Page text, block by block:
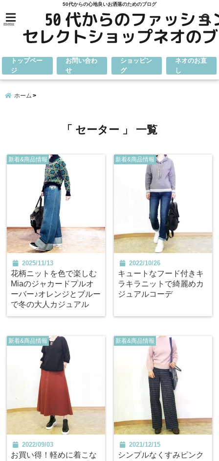
50代からの心地良いお洒落のためのブログ
menu
トップペー
ジ
お問い合わ
せ
ショッピン
グ
ネオのお直
し
ホーム
「 セーター 」 一覧
新着&商品情報
2025/11/13
花柄ニットを色で楽しむ
Miaのジャカードプルオ
ーバー♪オレンジとブルー
で冬の大人カジュアル
新着&商品情報
2022/10/26
キュートなフード付きキ
ラキラニットで綺麗めカ
ジュアルコーデ
新着&商品情報
2022/09/03
お買い得！軽めに着こな
新着&商品情報
2021/12/15
シンプルなくすみピンク